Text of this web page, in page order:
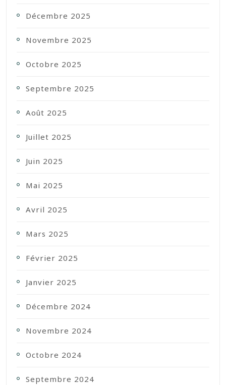
Décembre 2025
Novembre 2025
Octobre 2025
Septembre 2025
Août 2025
Juillet 2025
Juin 2025
Mai 2025
Avril 2025
Mars 2025
Février 2025
Janvier 2025
Décembre 2024
Novembre 2024
Octobre 2024
Septembre 2024